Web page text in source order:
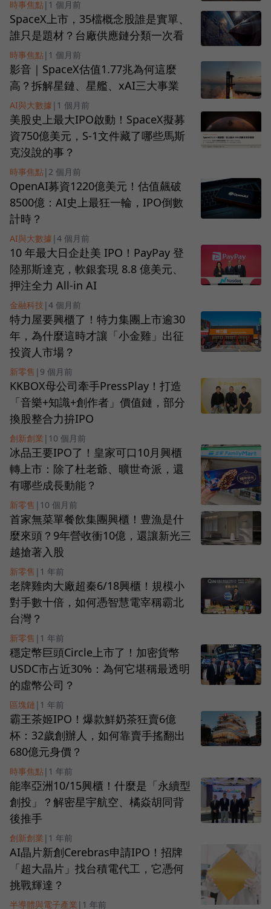
時事焦點| 1 個月前
SpaceX上市，35檔概念股誰是實單、
誰只是題材？台廠供應鏈分類一次看
時事焦點| 1 個月前
影音｜SpaceX估值1.77兆為何這麼
高？拆解星鏈、星艦、xAI三大事業
AI與大數據 | 1 個月前
美股史上最大IPO啟動！SpaceX擬募
資750億美元，S-1文件藏了哪些馬斯
克沒說的事？
時事焦點| 2 個月前
OpenAI募資1220億美元！估值飆破
8500億：AI史上最狂一輪，IPO倒數
計時？
AI與大數據 | 4 個月前
10 年最大日企赴美 IPO！PayPay 登
陸那斯達克，軟銀套現 8.8 億美元、
押注全力 All-in AI
金融科技 | 4 個月前
特力屋要興櫃了！特力集團上市逾30
年，為什麼這時才讓「小金雞」出征
投資人市場？
新零售 | 9 個月前
KKBOX母公司牽手PressPlay！打造
「音樂+知識+創作者」價值鏈，部分
換股整合力拚IPO
創新創業 | 10 個月前
冰品王要IPO了！皇家可口10月興櫃
轉上市：除了杜老爺、曠世奇派，還
有哪些成長動能？
新零售 | 10 個月前
首家無菜單餐飲集團興櫃！豊漁是什
麼來頭？9年營收衝10億，還讓新光三
越搶著入股
新零售 | 1 年前
老牌雞肉大廠超秦6/18興櫃！規模小
對手數十倍，如何憑智慧電宰稱霸北
台灣？
新零售 | 1 年前
穩定幣巨頭Circle上市了！加密貨幣
USDC市占近30%：為何它堪稱最透明
的虛幣公司？
區塊鏈 | 1 年前
霸王茶姬IPO！爆款鮮奶茶狂賣6億
杯：32歲創辦人，如何靠賣手搖翻出
680億元身價？
時事焦點| 1 年前
能率亞洲10/15興櫃！什麼是「永續型
創投」？解密星宇航空、橘焱胡同背
後推手
創新創業 | 1 年前
AI晶片新創Cerebras申請IPO！招牌
「超大晶片」找台積電代工，它憑何
挑戰輝達？
半導體與電子產業 | 1 年前